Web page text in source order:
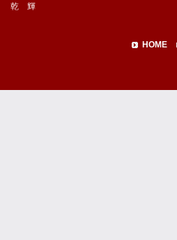
乾 輝
HOME